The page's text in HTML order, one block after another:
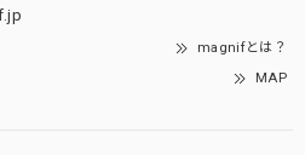
magnifとは？
MAP